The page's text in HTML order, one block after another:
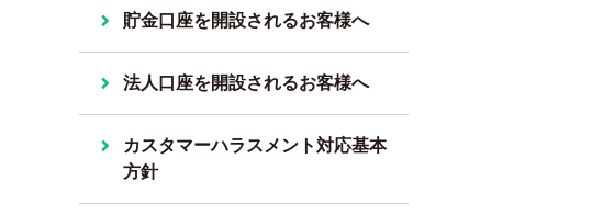
貯金口座を開設されるお客様へ
法人口座を開設されるお客様へ
カスタマーハラスメント対応基本
方針